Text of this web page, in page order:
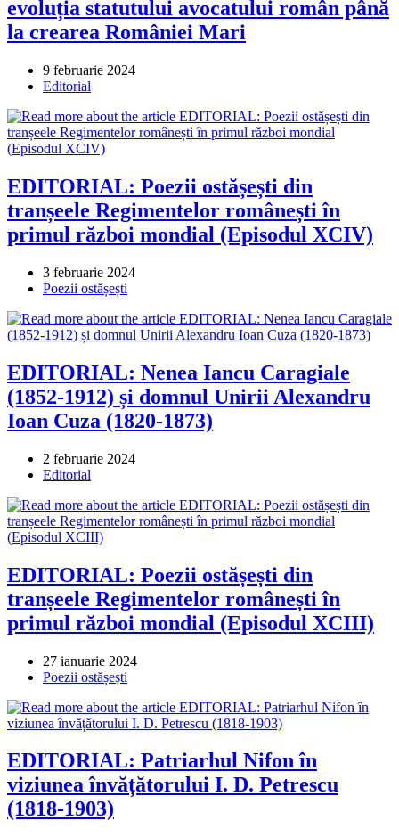
evoluția statutului avocatului român până
la crearea României Mari
Post
published:
9 februarie 2024
Post
Editorial
EDITORIAL: Poezii ostășești din
tranșeele Regimentelor românești în
primul război mondial (Episodul XCIV)
Post
published:
3 februarie 2024
Post
Poezii ostășești
EDITORIAL: Nenea Iancu Caragiale
(1852-1912) și domnul Unirii Alexandru
Ioan Cuza (1820-1873)
Post
published:
2 februarie 2024
Post
Editorial
EDITORIAL: Poezii ostășești din
tranșeele Regimentelor românești în
primul război mondial (Episodul XCIII)
Post
published:
27 ianuarie 2024
Post
Poezii ostășești
EDITORIAL: Patriarhul Nifon în
viziunea învățătorului I. D. Petrescu
(1818-1903)